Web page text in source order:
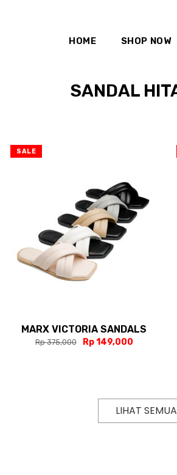
HOME SHOP NOW
SANDAL
SALE
MARX VICTORIA SANDALS
Rp 375,000 Rp 149,000
LIHAT